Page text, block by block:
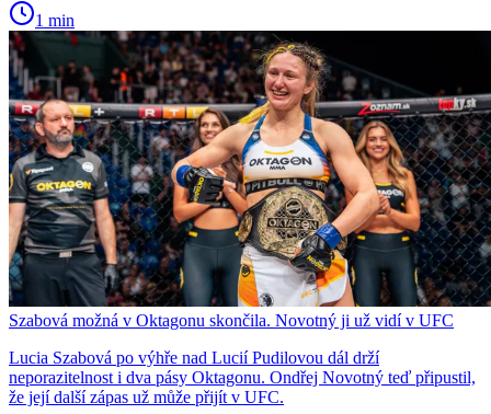
1 min
Szabová možná v Oktagonu skončila. Novotný ji už vidí v UFC
Lucia Szabová po výhře nad Lucií Pudilovou dál drží
neporazitelnost i dva pásy Oktagonu. Ondřej Novotný teď připustil,
že její další zápas už může přijít v UFC.